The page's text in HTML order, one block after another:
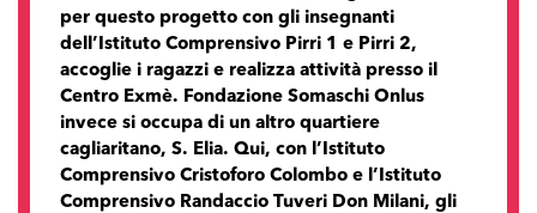
per questo progetto con gli insegnanti
dell’Istituto Comprensivo Pirri 1 e Pirri 2,
accoglie i ragazzi e realizza attività presso il
Centro Exmè. Fondazione Somaschi Onlus
invece si occupa di un altro quartiere
cagliaritano, S. Elia. Qui, con l’Istituto
Comprensivo Cristoforo Colombo e l’Istituto
Comprensivo Randaccio Tuveri Don Milani, gli